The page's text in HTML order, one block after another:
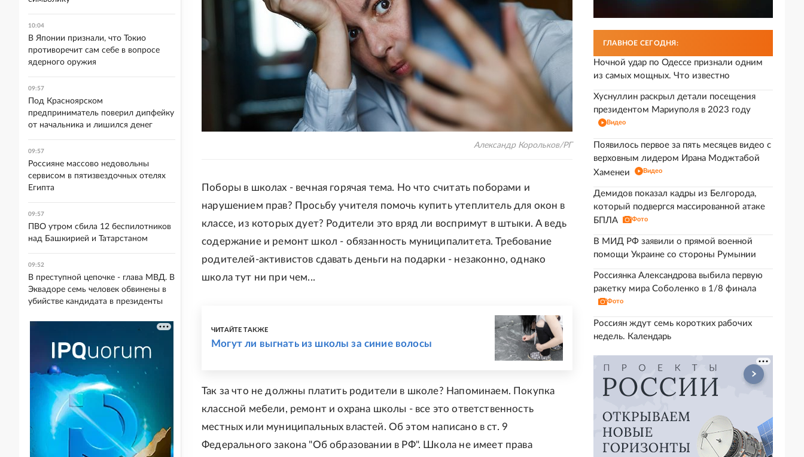
Александр Корольков/РГ
Поборы в школах - вечная горячая тема. Но что считать поборами и
нарушением прав? Просьбу учителя помочь купить утеплитель для окон в
классе, из которых дует? Родители это вряд ли воспримут в штыки. А ведь
содержание и ремонт школ - обязанность муниципалитета. Требование
родителей-активистов сдавать деньги на подарки - незаконно, однако
школа тут ни при чем...
ЧИТАЙТЕ ТАКЖЕ
Могут ли выгнать из школы за синие волосы
Так за что не должны платить родители в школе? Напоминаем. Покупка
классной мебели, ремонт и охрана школы - все это ответственность
местных или муниципальных властей. Об этом написано в ст. 9
Федерального закона "Об образовании в РФ". Школа не имеет права
ГЛАВНОЕ СЕГОДНЯ:
Ночной удар по Одессе признали одним
из самых мощных. Что известно
Хуснуллин раскрыл детали посещения
президентом Мариуполя в 2023 году
Видео
Появилось первое за пять месяцев видео с
верховным лидером Ирана Моджтабой
Хаменеи
Видео
Демидов показал кадры из Белгорода,
который подвергся массированной атаке
БПЛА
Фото
В МИД РФ заявили о прямой военной
помощи Украине со стороны Румынии
Россиянка Александрова выбила первую
ракетку мира Соболенко в 1/8 финала
Фото
Россиян ждут семь коротких рабочих
недель. Календарь
10:04
В Японии признали, что Токио
противоречит сам себе в вопросе
ядерного оружия
09:57
Под Красноярском
предприниматель поверил дипфейку
от начальника и лишился денег
09:57
Россияне массово недовольны
сервисом в пятизвездочных отелях
Египта
09:57
ПВО утром сбила 12 беспилотников
над Башкирией и Татарстаном
09:52
В преступной цепочке - глава МВД. В
Эквадоре семь человек обвинены в
убийстве кандидата в президенты